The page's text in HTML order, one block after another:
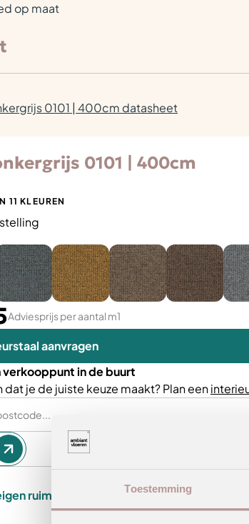
Toestemming
op maat
0101 | 400cm datasheet
0101 | 400cm
11 KLEUREN
Adviesprijs per aantal m1
aanvragen
verkooppunt in de buurt
dat je de juiste keuze maakt? Plan een
ruimte